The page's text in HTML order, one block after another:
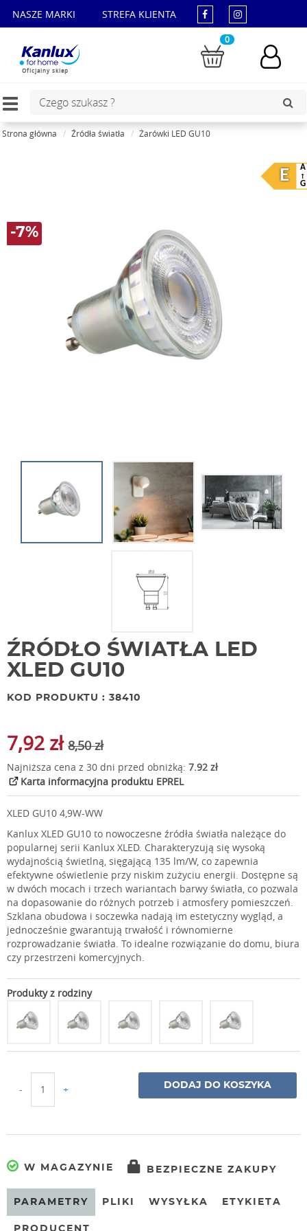
NASZE MARKI STREFA KLIENTA
Oficjalny sklep
0
Toggle
Strona główna Źródła światła Żarówki LED GU10
E A
G
-7%
ŹRÓDŁO ŚWIATŁA LED
XLED GU10
KOD PRODUKTU : 38410
7,92 zł 8,50 zł
Najniższa cena z 30 dni przed obniżką: 7.92 zł
Karta informacyjna produktu EPREL
XLED GU10 4,9W-WW
Kanlux XLED GU10 to nowoczesne źródła światła należące do
popularnej serii Kanlux XLED. Charakteryzują się wysoką
wydajnością świetlną, sięgającą 135 lm/W, co zapewnia
efektywne oświetlenie przy niskim zużyciu energii. Dostępne są
w dwóch mocach i trzech wariantach barwy światła, co pozwala
na dopasowanie do różnych potrzeb i atmosfery pomieszczeń.
Szklana obudowa i soczewka nadają im estetyczny wygląd, a
jednocześnie gwarantują trwałość i równomierne
rozprowadzanie światła. To idealne rozwiązanie do domu, biura
czy przestrzeni komercyjnych.
Produkty z rodziny
- + DODAJ DO KOSZYKA
W MAGAZYNIE BEZPIECZNE ZAKUPY
PARAMETRY PLIKI WYSYŁKA ETYKIETA
PRODUCENT